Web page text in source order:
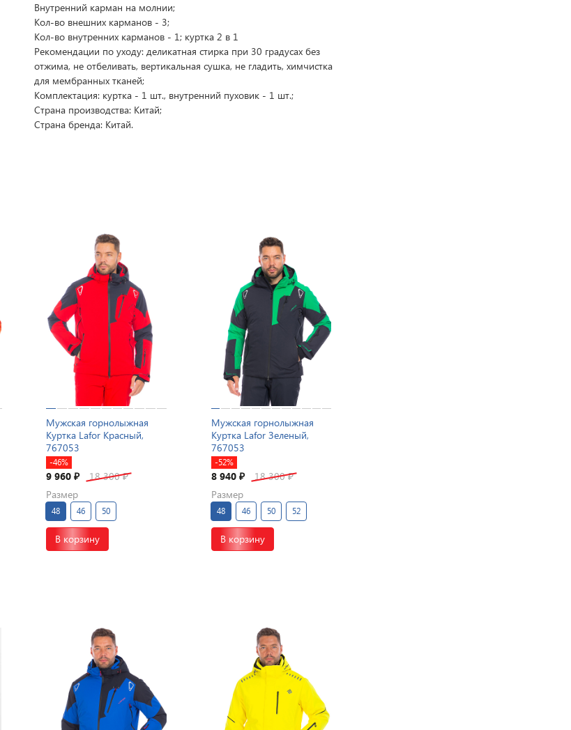
Внутренний карман на молнии;
Кол-во внешних карманов - 3;
Кол-во внутренних карманов - 1; куртка 2 в 1
Рекомендации по уходу: деликатная стирка при 30 градусах без
отжима, не отбеливать, вертикальная сушка, не гладить, химчистка
для мембранных тканей;
Комплектация: куртка - 1 шт., внутренний пуховик - 1 шт.;
Страна производства: Китай;
Страна бренда: Китай.
Мужская горнолыжная
Куртка Lafor Красный,
767053
-46%
9 960₽ 18 300₽
Размер
48 46 50
В корзину
Мужская горнолыжная
Куртка Lafor Зеленый,
767053
-52%
8 940 ₽ 18 300₽
Размер
48 46 50 52
В корзину